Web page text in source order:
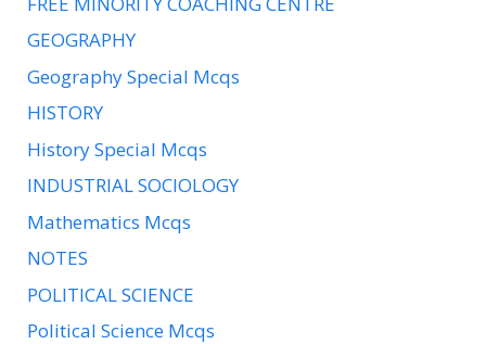
GEOGRAPHY
Geography Special Mcqs
HISTORY
History Special Mcqs
INDUSTRIAL SOCIOLOGY
Mathematics Mcqs
NOTES
POLITICAL SCIENCE
Political Science Mcqs